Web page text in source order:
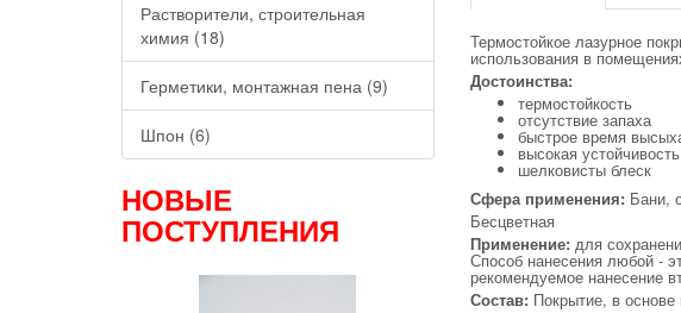
Растворители, строительная
химия (18)
Герметики, монтажная пена (9)
Шпон (6)
НОВЫЕ
ПОСТУПЛЕНИЯ
Термостойкое лазурное
использования в
Достоинства:
термостойкость
отсутствие запаха
быстрое время
высокая
шелковисты блеск
Сфера применения: Бани,
Бесцветная
Применение: для
Способ нанесения любой -
рекомендуемое нанесение
Состав: Покрытие, в